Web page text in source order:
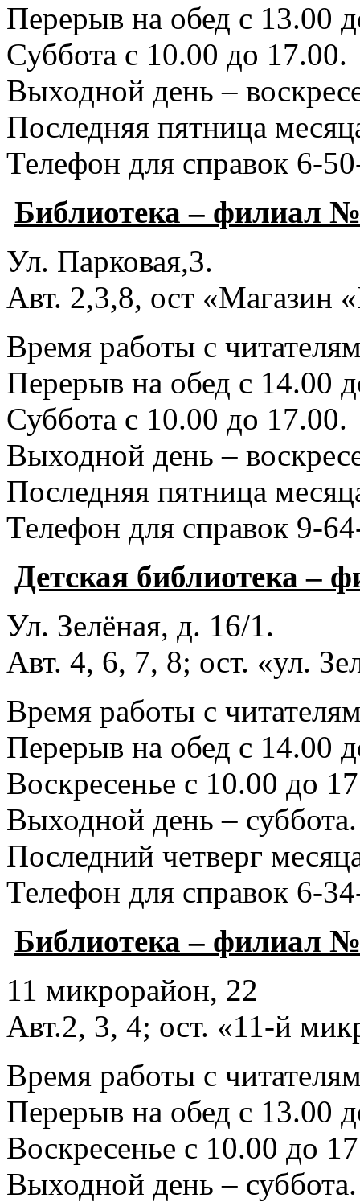
Перерыв на обед с 13.00
Суббота с 10.00 до 17.00.
Выходной день –
Последняя пятница
Телефон для справок 6-
Библиотека – филиал
Ул. Парковая,3.
Авт. 2,3,8, ост «Магазин
Время работы с
Перерыв на обед с 14.00
Суббота с 10.00 до 17.00.
Выходной день –
Последняя пятница
Телефон для справок 9-
Детская библиотека –
Ул. Зелёная, д. 16/1.
Авт. 4, 6, 7, 8; ост. «ул.
Время работы с
Перерыв на обед с 14.00
Воскресенье с 10.00 до
Выходной день – суббота.
Последний четверг
Телефон для справок 6-
Библиотека – филиал
11 микрорайон, 22
Авт.2, 3, 4; ост. «11-й
Время работы с
Перерыв на обед с 13.00
Воскресенье с 10.00 до
Выходной день – суббота.